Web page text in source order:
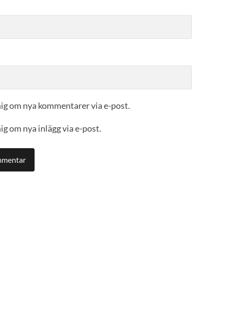
om nya kommentarer via e-post.
om nya inlägg via e-post.